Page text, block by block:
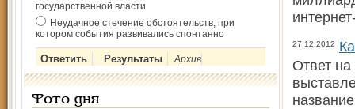
государственной власти
Неудачное стечение обстоятельств, при
котором события развивались спонтанно
Архив
Фото дня
27.12.2012
Ответ